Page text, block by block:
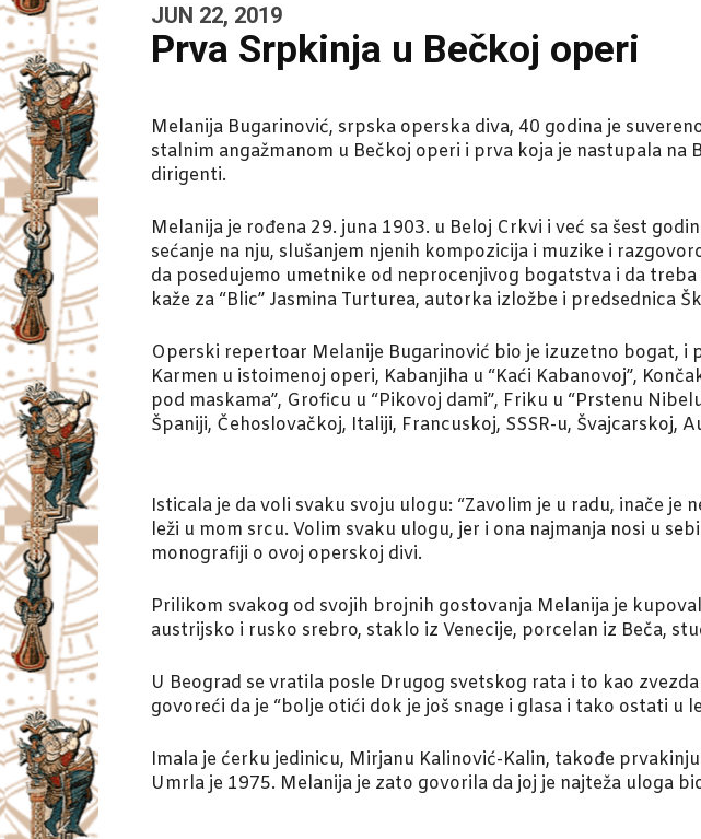
JUN 22, 2019
Prva Srpkinja u Bečkoj operi
Melanija Bugarinović, srpska operska diva, 40 godina je
stalnim angažmanom u Bečkoj operi i prva koja je nastupala
dirigenti.
Melanija je rođena 29. juna 1903. u Beloj Crkvi i već sa šest
sećanje na nju, slušanjem njenih kompozicija i muzike i
da posedujemo umetnike od neprocenjivog bogatstva i da
kaže za “Blic” Jasmina Turturea, autorka izložbe i predsednica
Operski repertoar Melanije Bugarinović bio je izuzetno bogat,
Karmen u istoimenoj operi, Kabanjiha u “Kaći Kabanovoj”,
pod maskama”, Groficu u “Pikovoj dami”, Friku u “Prstenu
Španiji, Čehoslovačkoj, Italiji, Francuskoj, SSSR-u, Švajcarskoj,
Isticala je da voli svaku svoju ulogu: “Zavolim je u radu, inače
leži u mom srcu. Volim svaku ulogu, jer i ona najmanja nosi u
monografiji o ovoj operskoj divi.
Prilikom svakog od svojih brojnih gostovanja Melanija je
austrijsko i rusko srebro, staklo iz Venecije, porcelan iz Beča,
U Beograd se vratila posle Drugog svetskog rata i to kao
govoreći da je “bolje otići dok je još snage i glasa i tako ostati u
Imala je ćerku jedinicu, Mirjanu Kalinović-Kalin, takođe
Umrla je 1975. Melanija je zato govorila da joj je najteža uloga